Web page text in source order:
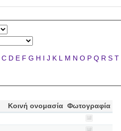
C D E F G H I J K L M N O P Q R S T
Κοινή ονομασία Φωτογραφία